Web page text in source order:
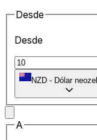
Desde
Desde
NZD - Dólar
A